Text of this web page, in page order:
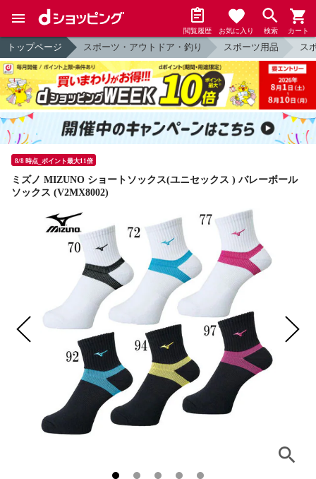
閲覧履歴 お気に入り 検索 カート
トップページ スポーツ・アウトドア・釣り スポーツ用品 ス
8/8 時点_ポイント最大11倍
ミズノ MIZUNO ショートソックス(ユニセックス ) バレーボール
ソックス (V2MX8002)